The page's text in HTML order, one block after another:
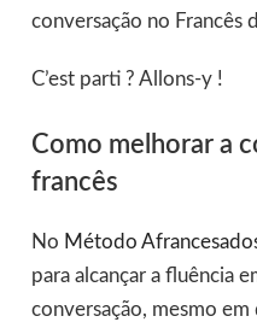
conversação no Francês
C’est parti ? Allons-y !
Como melhorar a
francês
No Método
para alcançar a fluência
conversação, mesmo em